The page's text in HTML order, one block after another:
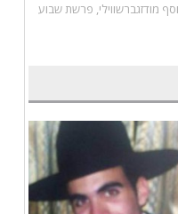
מודזגברשווילי, פרשת שבוע